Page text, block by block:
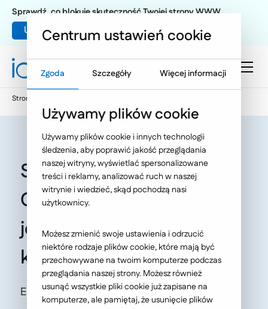
Umów warsztat UX
Sprawdź, co blokuje skuteczność Twojej strony WWW
Strona główna
Sprzedaż ratalna w e-
Commerce. Sprawdź czy
jesteś pośrednikiem
kredytowym
E-Commerce Today!, Autor: Grzegorz Wanio
Centrum ustawień cookie
Zgoda Szczegóły Więcej informacji
Używamy plików cookie
Używamy plików cookie i innych technologii
śledzenia, aby poprawić jakość przeglądania
naszej witryny, wyświetlać spersonalizowane
treści i reklamy, analizować ruch w naszej
witrynie i wiedzieć, skąd pochodzą nasi
użytkownicy.
Możesz zmienić swoje ustawienia i odrzucić
niektóre rodzaje plików cookie, które mają być
przechowywane na twoim komputerze podczas
przeglądania naszej strony. Możesz również
usunąć wszystkie pliki cookie już zapisane na
komputerze, ale pamiętaj, że usunięcie plików